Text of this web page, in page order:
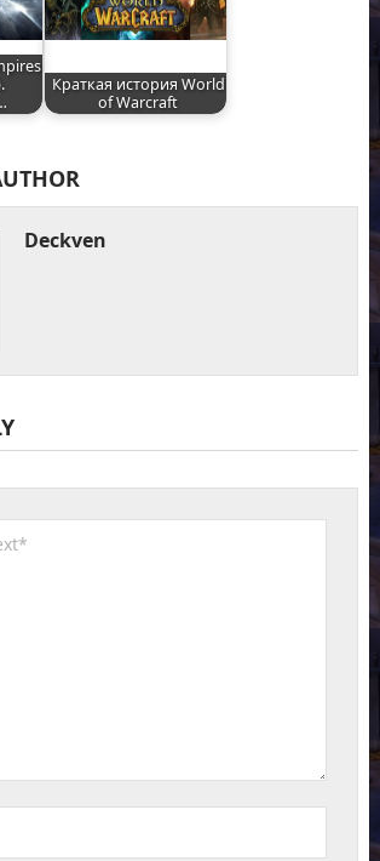
Краткая история World
of Warcraft
Deckven